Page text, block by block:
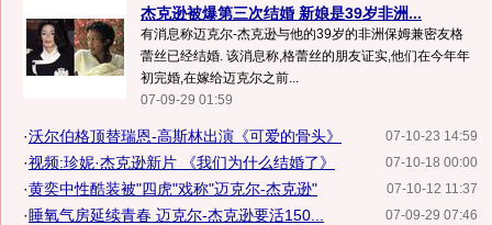
杰克逊被爆第三次结婚 新娘是39岁非洲...
有消息称迈克尔-杰克逊与他的39岁的非洲保姆兼密友格
蕾丝已经结婚. 该消息称,格蕾丝的朋友证实,他们在今年年
初完婚,在嫁给迈克尔之前...
07-09-29 01:59
07-10-23 14:59
·沃尔伯格顶替瑞恩-高斯林出演《可爱的骨头》
07-10-18 00:00
·视频:珍妮·杰克逊新片 《我们为什么结婚了》
07-10-12 11:37
·黄奕中性酷装被"四虎"戏称"迈克尔-杰克逊"
07-09-29 07:46
·睡氧气房延续青春 迈克尔-杰克逊要活150...